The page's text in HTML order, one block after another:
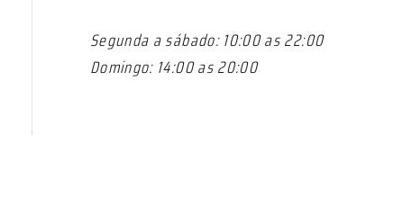
Segunda a sábado: 10:00 as 22:00
Domingo: 14:00 as 20:00